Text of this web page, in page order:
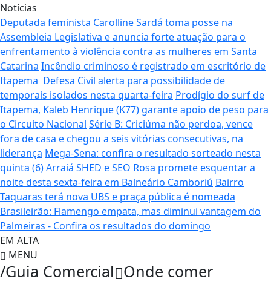
Notícias
Deputada feminista Carolline Sardá toma posse na
Assembleia Legislativa e anuncia forte atuação para o
enfrentamento à violência contra as mulheres em Santa
Catarina Incêndio criminoso é registrado em escritório de
Itapema Defesa Civil alerta para possibilidade de
temporais isolados nesta quarta-feira Prodígio do surf de
Itapema, Kaleb Henrique (K77) garante apoio de peso para
o Circuito Nacional Série B: Criciúma não perdoa, vence
fora de casa e chegou a seis vitórias consecutivas, na
liderança Mega-Sena: confira o resultado sorteado nesta
quinta (6)Arraiá SHED e SEO Rosa promete esquentar a
noite desta sexta-feira em Balneário Camboriú Bairro
Taquaras terá nova UBS e praça pública é nomeada
Brasileirão: Flamengo empata, mas diminui vantagem do
Palmeiras - Confira os resultados do domingo
EM ALTA
MENU
/Guia Comercial Onde comer